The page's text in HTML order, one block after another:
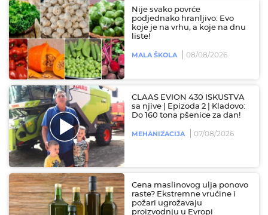
Nije svako povrće
podjednako hranljivo: Evo
koje je na vrhu, a koje na dnu
liste!
MALA ŠKOLA 08/08/2026
CLAAS EVION 430 ISKUSTVA
sa njive | Epizoda 2 | Kladovo:
Do 160 tona pšenice za dan!
MEHANIZACIJA 07/08/2026
Cena maslinovog ulja ponovo
raste? Ekstremne vrućine i
požari ugrožavaju
proizvodnju u Evropi